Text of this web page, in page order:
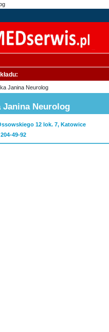
Janina Neurolog
Janina Neurolog
12 lok. 7, Katowice
49-92